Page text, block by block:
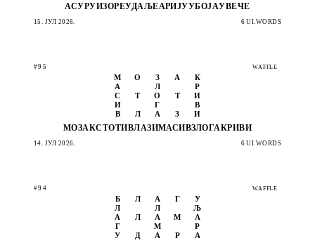
АСУРУИЗОРЕУДАЉЕАРИЈУУБОЈАУВЕЧЕ
15. ЈУЛ 2026. 6 UI.WORDS
#95 WAFFLE
М О З А
К
А
Л
Р
С
Т О Т
И
И
Г
В
В
Л А З И
МОЗАКСТОТИВЛАЗИМАСИВЗЛОГАКРИВИ
14. ЈУЛ 2026. 6 UI.WORDS
#94 WAFFLE
Б Л А Г
У
Л
Л
Љ
А
Л А М
А
Г
М
Р
У
Д А Р А